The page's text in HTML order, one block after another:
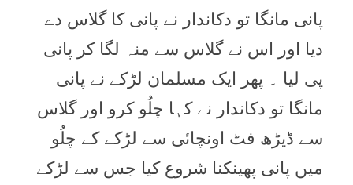
پانی مانگا تو دکاندار نے پانی کا گلاس دے
دیا اور اس نے گلاس سے منہ لگا کر پانی
پی لیا ۔ پھر ایک مسلمان لڑکے نے پانی
مانگا تو دکاندار نے کہا چلُو کرو اور گلاس
سے ڈیڑھ فٹ اونچائی سے لڑکے کے چلُو
میں پانی پھینکنا شروع کیا جس سے لڑکے